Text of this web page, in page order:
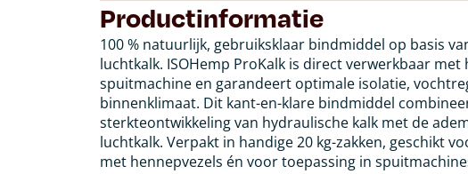
Productinformatie
100 % natuurlijk, gebruiksklaar bindmiddel op basis
luchtkalk. ISOHemp ProKalk is direct verwerkbaar
spuitmachine en garandeert optimale isolatie,
binnenklimaat. Dit kant-en-klare bindmiddel
sterkteontwikkeling van hydraulische kalk met de
luchtkalk. Verpakt in handige 20 kg-zakken, geschikt
met hennepvezels én voor toepassing in